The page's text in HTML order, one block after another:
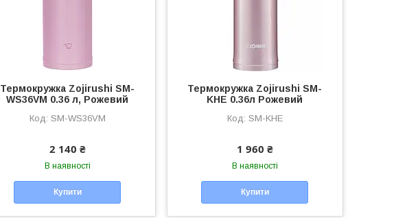
Термокружка Zojirushi SM-
WS36VM 0.36 л, Рожевий
SM-WS36VM
2 140 ₴
В наявності
Купити
Термокружка Zojirushi SM-
KHE 0.36л Рожевий
SM-KHE
1 960 ₴
В наявності
Купити